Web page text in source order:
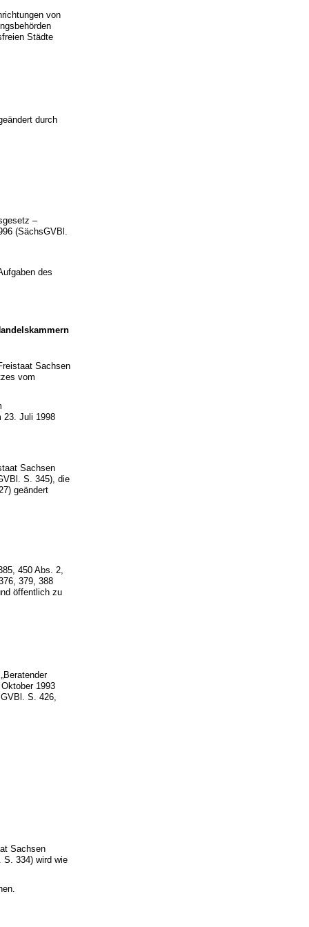
von
Städte
durch
–
(SächsGVBl.
des
Sachsen
vom
23. Juli 1998
Sachsen
S. 345), die
geändert
450 Abs. 2,
379, 388
öffentlich zu
1993
S. 426,
Sachsen
S. 334) wird wie